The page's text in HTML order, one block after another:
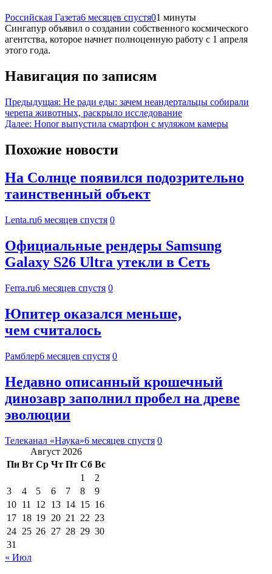
Российская Газета6 месяцев спустя01 минуты
Сингапур объявил о создании собственного космического
агентства, которое начнет полноценную работу с 1 апреля
этого года.
Навигация по записям
Предыдущая: Не ради еды: зачем неандертальцы собирали
черепа животных, раскрыло исследование
Далее: Honor выпустила смартфон с муляжом камеры
Похожие новости
На Солнце появился подозрительно
таинственный объект
Lenta.ru6 месяцев спустя 0
Официальные рендеры Samsung
Galaxy S26 Ultra утекли в Сеть
Ferra.ru6 месяцев спустя 0
Юпитер оказался меньше,
чем считалось
Рамблер6 месяцев спустя 0
Недавно описанный крошечный
динозавр заполнил пробел на древе
эволюции
Телеканал «Наука»6 месяцев спустя 0
Август 2026
Пн Вт Ср Чт Пт Сб Вс
1
2
3
4 5 6 7 8
9
10 11 12 13 14 15 16
17 18 19 20 21 22 23
24 25 26 27 28 29 30
31
« Июл